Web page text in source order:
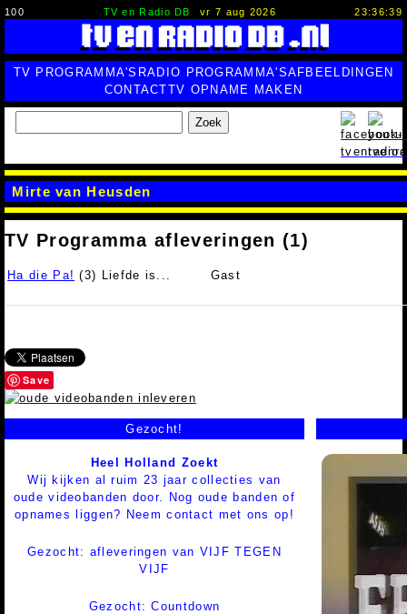
100 TV en Radio DB vr 7 aug 2026 23:36:40
TV PROGRAMMA'S RADIO PROGRAMMA'SAFBEELDINGEN
CONTACTTV OPNAME MAKEN
Zoek
Mirte van Heusden
TV Programma afleveringen (1)
Ha die Pa! (3) Liefde is... Gast
Save
Gezocht!
Heel Holland Zoekt
Wij kijken al ruim 23 jaar collecties van
oude videobanden door. Nog oude banden of
opnames liggen? Neem contact met ons op!
Gezocht: afleveringen van VIJF TEGEN
VIJF
Gezocht: Countdown